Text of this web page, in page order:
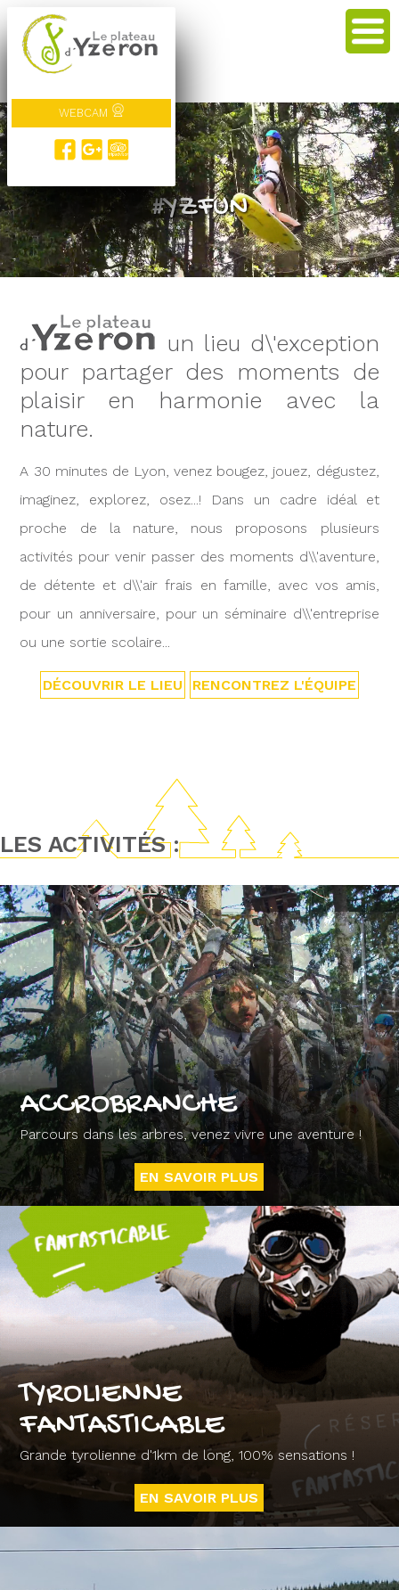
WEBCAM
#YZFUN
#veneZ !
un lieu d\'exception
pour partager des moments de
plaisir en harmonie avec la
nature.
A 30 minutes de Lyon, venez bougez, jouez, dégustez,
imaginez, explorez, osez...! Dans un cadre idéal et
proche de la nature, nous proposons plusieurs
activités pour venir passer des moments d\\'aventure,
de détente et d\\'air frais en famille, avec vos amis,
pour un anniversaire, pour un séminaire d\\'entreprise
ou une sortie scolaire...
DÉCOUVRIR LE LIEU RENCONTREZ L'ÉQUIPE
LES ACTIVITÉS :
ACCROBRANCHE
Parcours dans les arbres, venez vivre une aventure !
EN SAVOIR PLUS
TYROLIENNE
FANTASTICABLE
Grande tyrolienne d'1km de long, 100% sensations !
EN SAVOIR PLUS